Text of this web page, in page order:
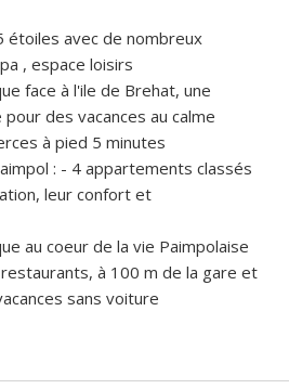
étoiles avec de nombreux
, espace loisirs
face à l'ile de Brehat, une
des vacances au calme
à pied 5 minutes
: - 4 appartements classés
leur confort et
au coeur de la vie Paimpolaise
à 100 m de la gare et
sans voiture